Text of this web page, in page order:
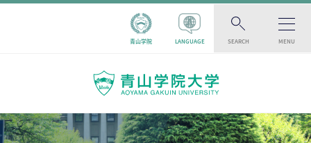
青山学院 LANGUAGE SEARCH MENU